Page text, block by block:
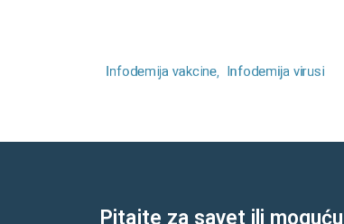
Infodemija vakcine Infodemija virusi
Pitajte za savet ili